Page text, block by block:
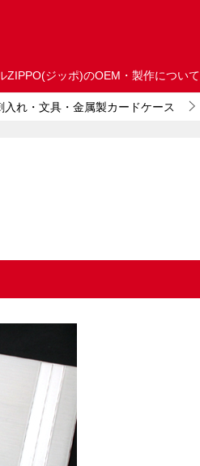
ZIPPO(ジッポ)のOEM・製作について
入れ・文具・金属製カードケース